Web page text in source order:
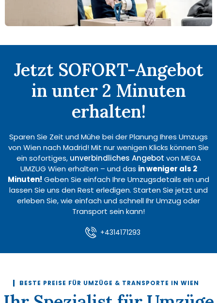
Jetzt SOFORT-Angebot
in unter 2 Minuten
erhalten!
Sparen Sie Zeit und Mühe bei der Planung Ihres Umzugs
von Wien nach Madrid! Mit nur wenigen Klicks können Sie
ein sofortiges, unverbindliches Angebot von MEGA
UMZUG Wien erhalten – und das in weniger als 2
Minuten! Geben Sie einfach Ihre Umzugsdetails ein und
lassen Sie uns den Rest erledigen. Starten Sie jetzt und
erleben Sie, wie einfach und schnell Ihr Umzug oder
Transport sein kann!
+4314171293
BESTE PREISE FÜR UMZÜGE & TRANSPORTE IN WIEN